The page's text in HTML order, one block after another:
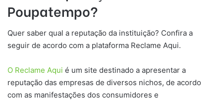
Poupatempo?
Quer saber qual a reputação da instituição? Confira a
seguir de acordo com a plataforma Reclame Aqui.
O Reclame Aqui é um site destinado a apresentar a
reputação das empresas de diversos nichos, de acordo
com as manifestações dos consumidores e